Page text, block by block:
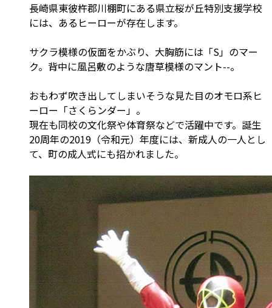
長崎県東彼杵郡川棚町にある県立桜が丘特別支援学校
には、あるヒーローが存在します。
サクラ模様の仮面をかぶり、大胸筋には「S」のマー
ク。背中に風呂敷のような唐草模様のマント--。
おもわず吹き出してしまいそうな見た目のオモロ系ヒ
ーロー「さくらンダー」。
現在も同校の文化祭や体育祭などで活躍中です。誕生
20周年の2019（令和元）年度には、新成人の一人とし
て、町の成人式にも招かれました。